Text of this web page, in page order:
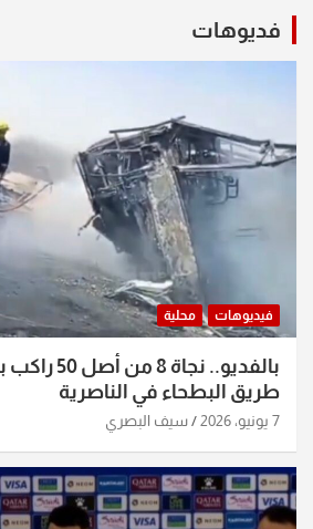
فديوهات
فيديوهات محلية
بالفديو..
طريق البطحاء في الناصرية
7 يونيو، 2026 سيف البصري